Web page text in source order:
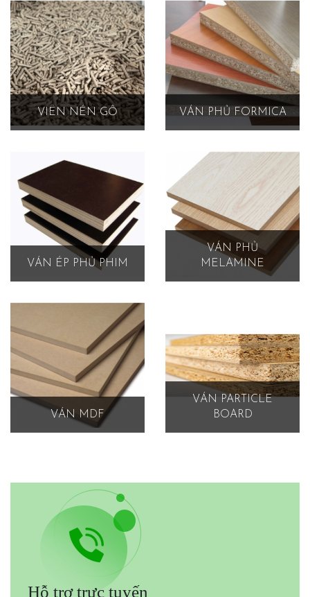
VIÊN NÉN GỖ VÁN PHỦ FORMICA
VÁN ÉP PHỦ PHIM
VÁN PHỦ
MELAMINE
VÁN MDF
VÁN PARTICLE
BOARD
Hỗ trợ trực tuyến